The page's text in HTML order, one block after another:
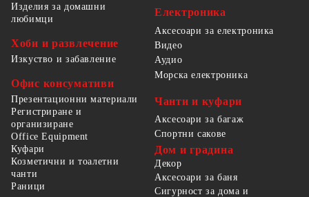
Изделия за домашни
любимци
Хоби и развлечение
Изкуство и забавление
Офис консумативи
Презентационни материали
Регистриране и
организиране
Office Equipment
Електроника
Аксесоари за електроника
Видео
Аудио
Морска електроника
Чанти и куфари
Аксесоари за багаж
Спортни сакове
Куфари
Козметични и тоалетни
чанти
Раници
Дом и градина
Декор
Аксесоари за баня
Сигурност за дома и